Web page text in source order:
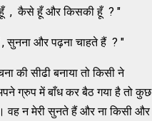
हूँ , कैसे हूँ और किसकी हूँ ? "
सुनना और पढ़ना चाहते हैं ? "
सीढी बनाया तो किसी ने
ग्रुप में बाँध कर बैठ गया है तो कुछ
वह न मेरी सुनते हैं और ना किसी और